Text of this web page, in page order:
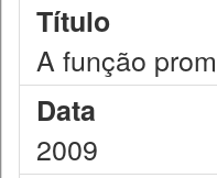
Título
A função
Data
2009